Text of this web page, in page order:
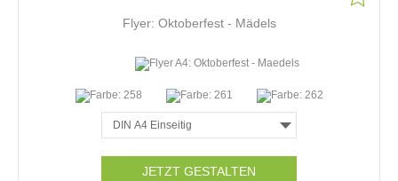
Flyer: Oktoberfest - Mädels
JETZT GESTALTEN